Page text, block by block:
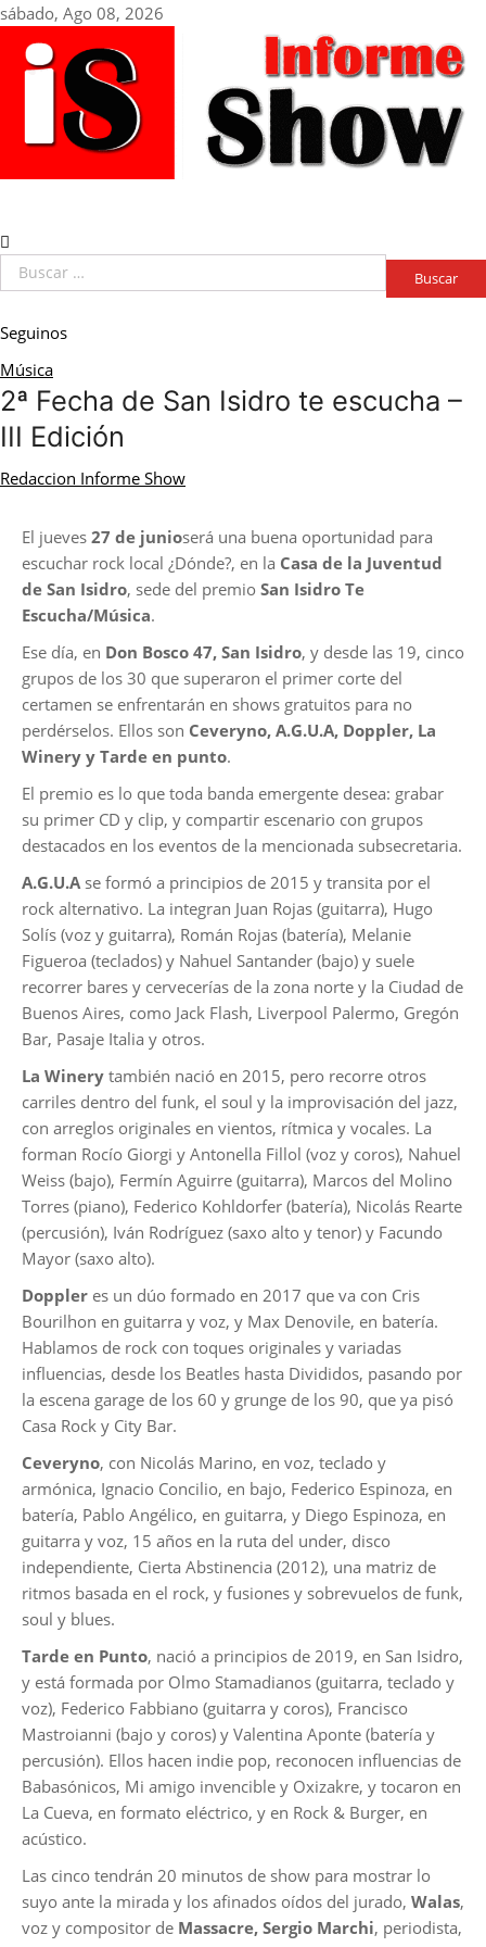
Skip
content
sábado, Ago 08, 2026
Buscar:
Seguinos
Música
2ª Fecha de San Isidro te escucha –
III Edición
Redaccion Informe Show
El jueves 27 de junioserá una buena oportunidad para
escuchar rock local ¿Dónde?, en la Casa de la Juventud
de San Isidro, sede del premio San Isidro Te
Escucha/Música.
Ese día, en Don Bosco 47, San Isidro, y desde las 19, cinco
grupos de los 30 que superaron el primer corte del
certamen se enfrentarán en shows gratuitos para no
perdérselos. Ellos son Ceveryno, A.G.U.A, Doppler, La
Winery y Tarde en punto.
El premio es lo que toda banda emergente desea: grabar
su primer CD y clip, y compartir escenario con grupos
destacados en los eventos de la mencionada subsecretaria.
A.G.U.A se formó a principios de 2015 y transita por el
rock alternativo. La integran Juan Rojas (guitarra), Hugo
Solís (voz y guitarra), Román Rojas (batería), Melanie
Figueroa (teclados) y Nahuel Santander (bajo) y suele
recorrer bares y cervecerías de la zona norte y la Ciudad de
Buenos Aires, como Jack Flash, Liverpool Palermo, Gregón
Bar, Pasaje Italia y otros.
La Winery también nació en 2015, pero recorre otros
carriles dentro del funk, el soul y la improvisación del jazz,
con arreglos originales en vientos, rítmica y vocales. La
forman Rocío Giorgi y Antonella Fillol (voz y coros), Nahuel
Weiss (bajo), Fermín Aguirre (guitarra), Marcos del Molino
Torres (piano), Federico Kohldorfer (batería), Nicolás Rearte
(percusión), Iván Rodríguez (saxo alto y tenor) y Facundo
Mayor (saxo alto).
Doppler es un dúo formado en 2017 que va con Cris
Bourilhon en guitarra y voz, y Max Denovile, en batería.
Hablamos de rock con toques originales y variadas
influencias, desde los Beatles hasta Divididos, pasando por
la escena garage de los 60 y grunge de los 90, que ya pisó
Casa Rock y City Bar.
Ceveryno, con Nicolás Marino, en voz, teclado y
armónica, Ignacio Concilio, en bajo, Federico Espinoza, en
batería, Pablo Angélico, en guitarra, y Diego Espinoza, en
guitarra y voz, 15 años en la ruta del under, disco
independiente, Cierta Abstinencia (2012), una matriz de
ritmos basada en el rock, y fusiones y sobrevuelos de funk,
soul y blues.
Tarde en Punto, nació a principios de 2019, en San Isidro,
y está formada por Olmo Stamadianos (guitarra, teclado y
voz), Federico Fabbiano (guitarra y coros), Francisco
Mastroianni (bajo y coros) y Valentina Aponte (batería y
percusión). Ellos hacen indie pop, reconocen influencias de
Babasónicos, Mi amigo invencible y Oxizakre, y tocaron en
La Cueva, en formato eléctrico, y en Rock & Burger, en
acústico.
Las cinco tendrán 20 minutos de show para mostrar lo
suyo ante la mirada y los afinados oídos del jurado, Walas,
voz y compositor de Massacre, Sergio Marchi, periodista,